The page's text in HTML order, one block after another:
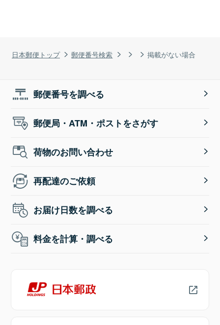
日本郵便トップ 郵便番号検索 掲載がない場合
郵便番号を調べる
郵便局・ATM・ポストをさがす
荷物のお問い合わせ
再配達のご依頼
お届け日数を調べる
料金を計算・調べる